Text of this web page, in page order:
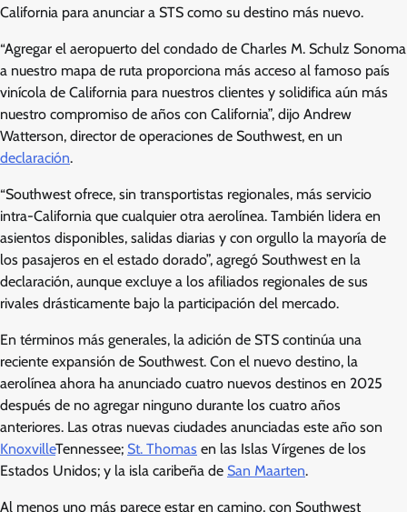
California para anunciar a STS como su destino más nuevo.
“Agregar el aeropuerto del condado de Charles M. Schulz Sonoma
a nuestro mapa de ruta proporciona más acceso al famoso país
vinícola de California para nuestros clientes y solidifica aún más
nuestro compromiso de años con California”, dijo Andrew
Watterson, director de operaciones de Southwest, en un
declaración.
“Southwest ofrece, sin transportistas regionales, más servicio
intra-California que cualquier otra aerolínea. También lidera en
asientos disponibles, salidas diarias y con orgullo la mayoría de
los pasajeros en el estado dorado”, agregó Southwest en la
declaración, aunque excluye a los afiliados regionales de sus
rivales drásticamente bajo la participación del mercado.
En términos más generales, la adición de STS continúa una
reciente expansión de Southwest. Con el nuevo destino, la
aerolínea ahora ha anunciado cuatro nuevos destinos en 2025
después de no agregar ninguno durante los cuatro años
anteriores. Las otras nuevas ciudades anunciadas este año son
KnoxvilleTennessee; St. Thomas en las Islas Vírgenes de los
Estados Unidos; y la isla caribeña de San Maarten.
Al menos uno más parece estar en camino, con Southwest